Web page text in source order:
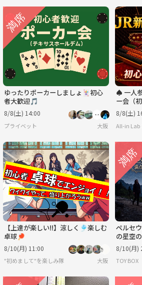
ゆったりポーカーしましょ🃏初心
者大歓迎🎵
8/8(土) 14:00
プライベット 大阪
♠️ 一人
ー会（
デム）
8/8(土)
All-in Lab
【上達が楽しい!!】涼しく🎐楽しむ
卓球🏓
8/10(月) 11:00
"初めまして"を楽しみ隊 大阪
ペルセ
の星空
8/10(月)
TOY BOX